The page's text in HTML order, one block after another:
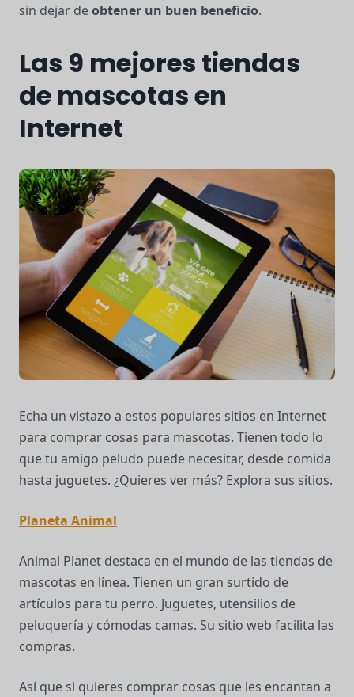
sin dejar deobtener un buen beneficio.
Las 9 mejores tiendas
de mascotas en
Internet
Echa un vistazo a estos populares sitios en Internet
para comprar cosas para mascotas. Tienen todo lo
que tu amigo peludo puede necesitar, desde comida
hasta juguetes. ¿Quieres ver más? Explora sus sitios.
Planeta Animal
Animal Planet destaca en el mundo de las tiendas de
mascotas en línea. Tienen un gran surtido de
artículos para tu perro. Juguetes, utensilios de
peluquería y cómodas camas. Su sitio web facilita las
compras.
Así que si quieres comprar cosas que les encantan a